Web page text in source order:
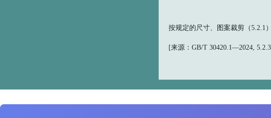
按规定的尺寸、图案裁剪（5.2.1
[来源：GB/T 30420.1—2024,